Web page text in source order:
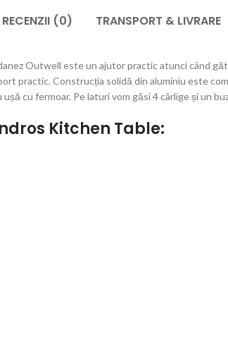
RECENZII (0) TRANSPORT & LIVRARE
Outwell este un ajutor practic atunci când
practic. Construcția solidă din aluminiu este
cu fermoar. Pe laturi vom găsi 4 cârlige și un
Kitchen Table: